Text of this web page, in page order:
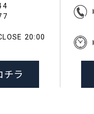
20:00
ラ